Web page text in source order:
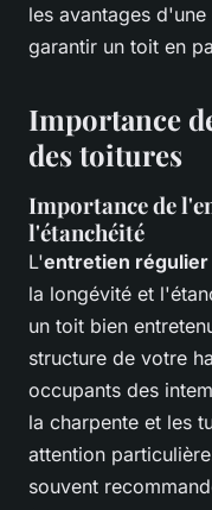
les avantages
garantir un toit en
Importance
des toitures
Importance de
l'étanchéité
L'entretien
la longévité et
un toit bien
structure de votre
occupants des
la charpente et les
attention
souvent